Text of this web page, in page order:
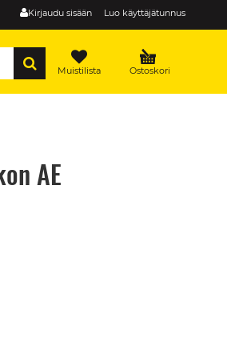
Kirjaudu sisään Luo käyttäjätunnus
Ostoskori
Muistilista
AE